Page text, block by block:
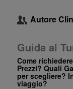
Autore
Guida al
Come
Prezzi? Quali
per scegliere?
viaggio?